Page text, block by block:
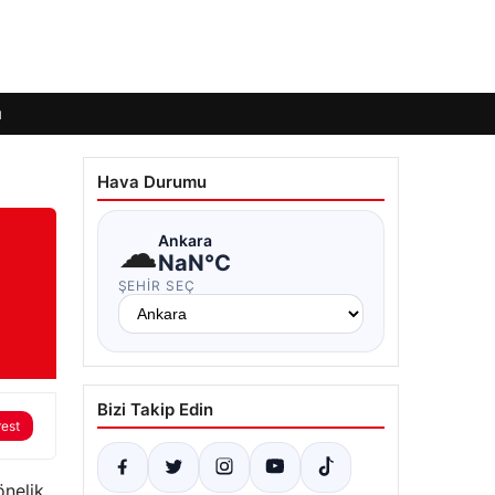
Hava Durumu
☁Ankara
NaN°C
ŞEHIR SEÇ
Bizi Takip Edin